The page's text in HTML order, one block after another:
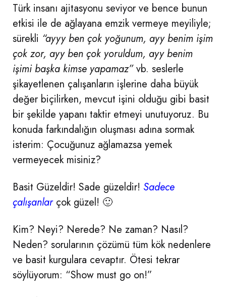
Türk insanı ajitasyonu seviyor ve bence bunun
etkisi ile de ağlayana emzik vermeye meyiliyle;
sürekli “ayyy ben çok yoğunum, ayy benim işim
çok zor, ayy ben çok yoruldum, ayy benim
işimi başka kimse yapamaz”vb. seslerle
şikayetlenen çalışanların işlerine daha büyük
değer biçilirken, mevcut işini olduğu gibi basit
bir şekilde yapanı taktir etmeyi unutuyoruz. Bu
konuda farkındalığın oluşması adına sormak
isterim: Çocuğunuz ağlamazsa yemek
vermeyecek misiniz?
Basit Güzeldir! Sade güzeldir! Sadece
çalışanlarçok güzel! 🙂
Kim? Neyi? Nerede? Ne zaman? Nasıl?
Neden? sorularının çözümü tüm kök nedenlere
ve basit kurgulara cevaptır. Ötesi tekrar
söylüyorum: “Show must go on!”